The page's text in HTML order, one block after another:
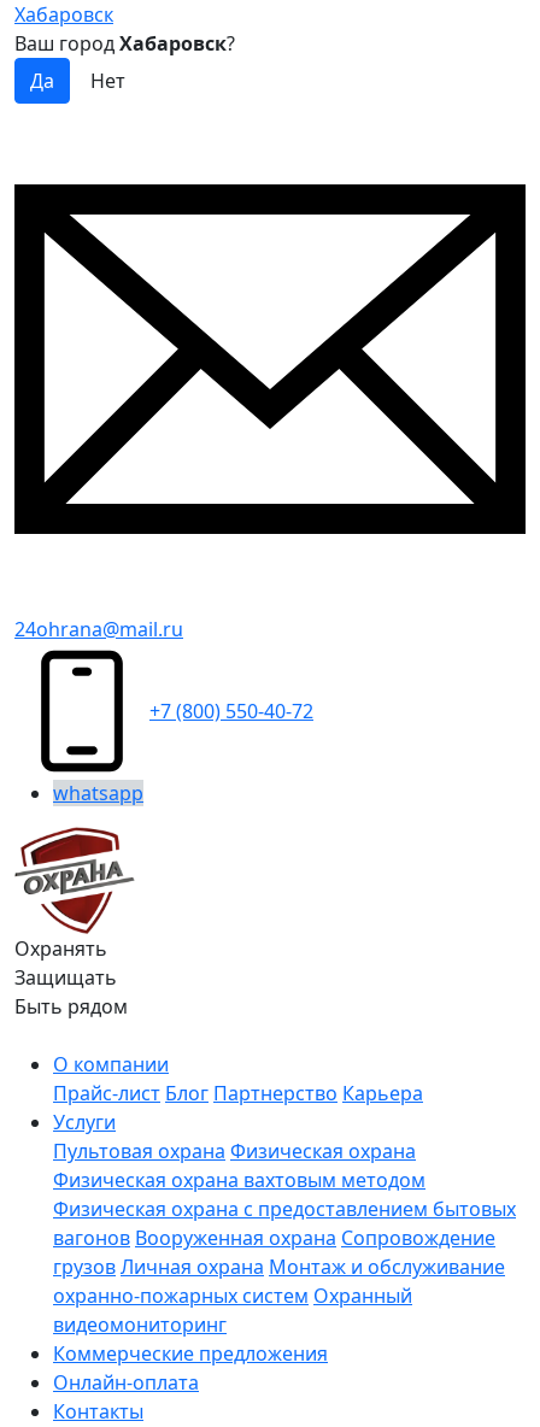
Хабаровск
Ваш городХабаровск?
24ohrana@mail.ru
+7 (800) 550-40-72
whatsapp
Охранять
Защищать
Быть рядом
О компании
Прайс-лист Блог Партнерство Карьера
Услуги
Пультовая охрана Физическая охрана
Физическая охрана вахтовым методом
Физическая охрана с предоставлением бытовых
вагонов Вооруженная охрана Сопровождение
грузовЛичная охрана Монтаж и обслуживание
охранно-пожарных систем Охранный
видеомониторинг
Коммерческие предложения
Онлайн-оплата
Контакты